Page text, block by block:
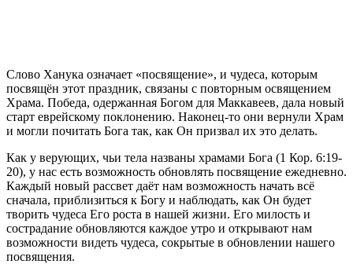
Слово Ханука означает «посвящение», и чудеса, которым
посвящён этот праздник, связаны с повторным освящением
Храма. Победа, одержанная Богом для Маккавеев, дала новый
старт еврейскому поклонению. Наконец-то они вернули Храм
и могли почитать Бога так, как Он призвал их это делать.
Как у верующих, чьи тела названы храмами Бога (1 Кор. 6:19-
20), у нас есть возможность обновлять посвящение ежедневно.
Каждый новый рассвет даёт нам возможность начать всё
сначала, приблизиться к Богу и наблюдать, как Он будет
творить чудеса Его роста в нашей жизни. Его милость и
сострадание обновляются каждое утро и открывают нам
возможности видеть чудеса, сокрытые в обновлении нашего
посвящения.